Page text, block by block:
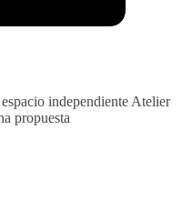
independiente Atelier
propuesta